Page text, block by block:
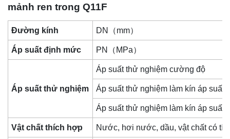
mảnh ren trong Q11F
Đường kính DN（mm）
Áp suất định mức PN（MPa）
Áp suất thử nghiệm
Áp suất thử nghiệm cường độ
Áp suất thử nghiệm làm kín áp suất
Áp suất thử nghiệm làm kín áp suất
Vật chất thích hợp Nước, hơi nước, dầu, vật chất có